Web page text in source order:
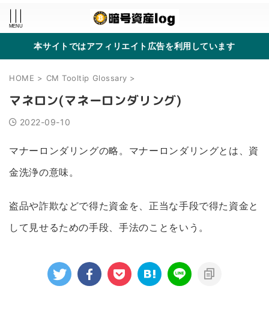
本サイトではアフィリエイト広告を利用しています
HOME > CM Tooltip Glossary >
マネロン(マネーロンダリング)
2022-09-10
マナーロンダリングの略。マナーロンダリングとは、資
金洗浄の意味。
盗品や詐欺などで得た資金を、正当な手段で得た資金と
して見せるための手段、手法のことをいう。